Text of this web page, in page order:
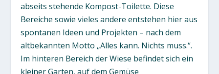
abseits stehende Kompost-Toilette. Diese
Bereiche sowie vieles andere entstehen hier aus
spontanen Ideen und Projekten – nach dem
altbekannten Motto „Alles kann. Nichts muss.“.
Im hinteren Bereich der Wiese befindet sich ein
kleiner Garten, auf dem Gemüse